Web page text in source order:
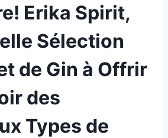
Erika Spirit,
Sélection
de Gin à Offrir
des
Types de